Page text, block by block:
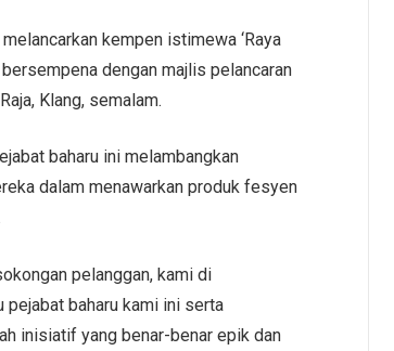
kempen istimewa ‘Raya
dengan majlis pelancaran
Klang, semalam.
baharu ini melambangkan
dalam menawarkan produk fesyen
pelanggan, kami di
pejabat baharu kami ini serta
inisiatif yang benar-benar epik dan